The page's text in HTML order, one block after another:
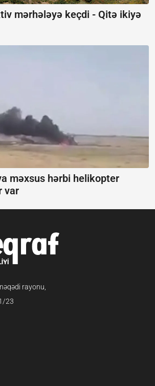
mərhələyə keçdi - Qitə ikiyə
məxsus hərbi helikopter
var
rayonu,
23